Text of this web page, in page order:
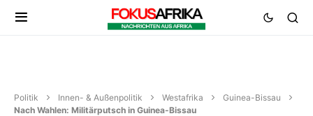
Politik Innen- & Außenpolitik Westafrika
Guinea-Bissau
Nach Wahlen: Militärputsch in Guinea-Bissau